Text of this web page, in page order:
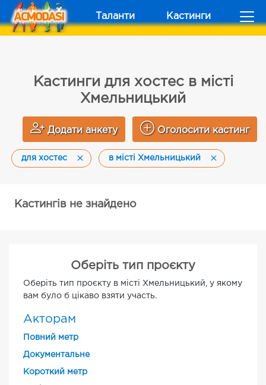
Таланти Кастинги
Кастинги для хостес в місті
Хмельницький
Додати анкету Оголосити кастинг
для хостес в місті Хмельницький
Кастингів не знайдено
Оберіть тип проєкту
Оберіть тип проєкту в місті Хмельницький, у якому
вам було б цікаво взяти участь.
Акторам
Повний метр
Документальне
Короткий метр